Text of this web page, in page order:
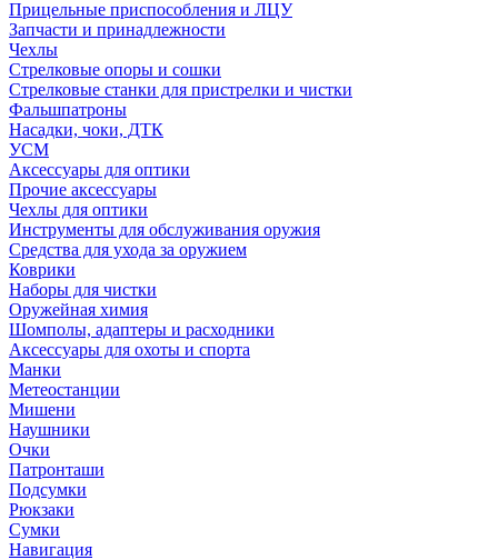
Прицельные приспособления и ЛЦУ
Запчасти и принадлежности
Чехлы
Стрелковые опоры и сошки
Стрелковые станки для пристрелки и чистки
Фальшпатроны
Насадки, чоки, ДТК
УСМ
Аксессуары для оптики
Прочие аксессуары
Чехлы для оптики
Инструменты для обслуживания оружия
Средства для ухода за оружием
Коврики
Наборы для чистки
Оружейная химия
Шомполы, адаптеры и расходники
Аксессуары для охоты и спорта
Манки
Метеостанции
Мишени
Наушники
Очки
Патронташи
Подсумки
Рюкзаки
Сумки
Навигация